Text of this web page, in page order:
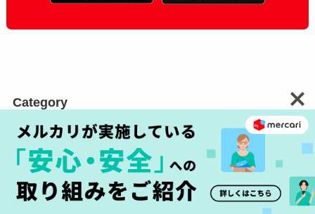
Category
メルカリでの購入
メルカリShopsでの購入